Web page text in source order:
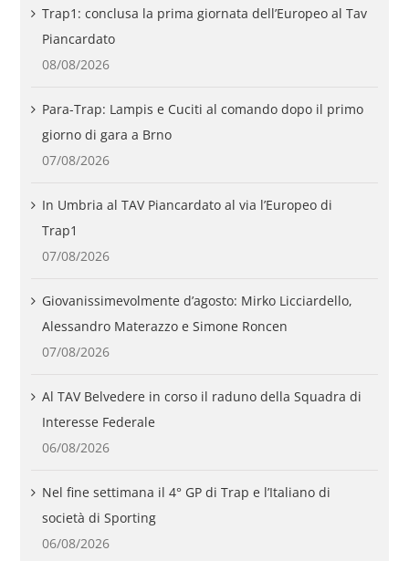
Trap1: conclusa la prima giornata dell’Europeo al Tav
Piancardato
08/08/2026
Para-Trap: Lampis e Cuciti al comando dopo il primo
giorno di gara a Brno
07/08/2026
In Umbria al TAV Piancardato al via l’Europeo di
Trap1
07/08/2026
Giovanissimevolmente d’agosto: Mirko Licciardello,
Alessandro Materazzo e Simone Roncen
07/08/2026
Al TAV Belvedere in corso il raduno della Squadra di
Interesse Federale
06/08/2026
Nel fine settimana il 4° GP di Trap e l’Italiano di
società di Sporting
06/08/2026